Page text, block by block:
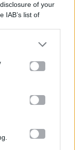
of your
IAB’s list of
to third parties
or more Google
including but
You may click to
party tags to